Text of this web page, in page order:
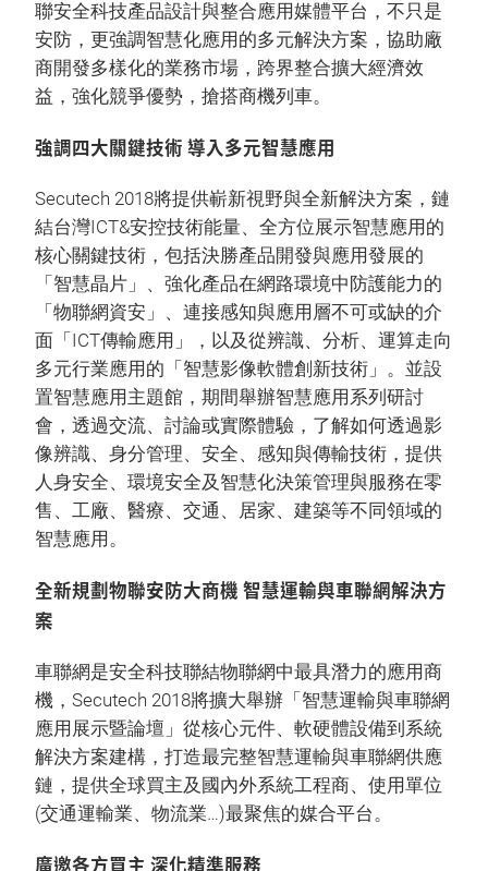
聯安全科技產品設計與整合應用媒體平台，不只是
安防，更強調智慧化應用的多元解決方案，協助廠
商開發多樣化的業務市場，跨界整合擴大經濟效
益，強化競爭優勢，搶搭商機列車。
強調四大關鍵技術 導入多元智慧應用
Secutech 2018將提供嶄新視野與全新解決方案，鏈
結台灣ICT&安控技術能量、全方位展示智慧應用的
核心關鍵技術，包括決勝產品開發與應用發展的
「智慧晶片」、強化產品在網路環境中防護能力的
「物聯網資安」、連接感知與應用層不可或缺的介
面「ICT傳輸應用」，以及從辨識、分析、運算走向
多元行業應用的「智慧影像軟體創新技術」。並設
置智慧應用主題館，期間舉辦智慧應用系列研討
會，透過交流、討論或實際體驗，了解如何透過影
像辨識、身分管理、安全、感知與傳輸技術，提供
人身安全、環境安全及智慧化決策管理與服務在零
售、工廠、醫療、交通、居家、建築等不同領域的
智慧應用。
全新規劃物聯安防大商機 智慧運輸與車聯網解決方
案
車聯網是安全科技聯結物聯網中最具潛力的應用商
機，Secutech 2018將擴大舉辦「智慧運輸與車聯網
應用展示暨論壇」從核心元件、軟硬體設備到系統
解決方案建構，打造最完整智慧運輸與車聯網供應
鏈，提供全球買主及國內外系統工程商、使用單位
(交通運輸業、物流業…)最聚焦的媒合平台。
廣邀各方買主 深化精準服務